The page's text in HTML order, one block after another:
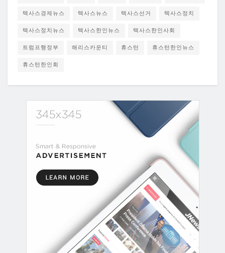
텍사스경제뉴스 텍사스뉴스 텍사스선거 텍사스정치
텍사스정치뉴스 텍사스한인뉴스 텍사스한인사회
트럼프행정부 해리스카운티 휴스턴 휴스턴한인뉴스
휴스턴한인회